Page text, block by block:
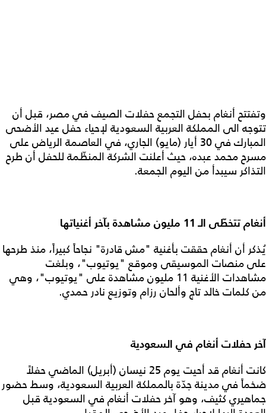
وتفتتح أنغام بحفل التجمع حفلات الصيف في مصر، قبل أن
تتوجه الى المملكة العربية السعودية لإحياء حفل عيد الأضحى
المبارك في 30 أيار (مايو) الجاري، في العاصمة الرياض على
مسرح محمد عبده، حيث أعلنت الشركة المنظّمة للحفل أن طرح
التذاكر سيبدأ من اليوم الجمعة.
أنغام تتخطّى الـ 11 مليون مشاهدة بآخر أغنياتها
يُذكر أن أنغام حققت بأغنية "مش قادرة" نجاحاً كبيراً، منذ طرحها
على منصات الموسيقى وموقع "يوتيوب"، وبلغت
مشاهدات الأغنية 11 مليون مشاهدة على "يوتيوب"، وهي
من كلمات خالد تاج وألحان رزام وتوزيع نادر حمدي.
آخر حفلات أنغام في السعودية
كانت أنغام قد أحيت يوم 25 نيسان (أبريل) الماضي حفلاً
ضخماً في مدينة جدّة بالمملكة العربية السعودية، وسط حضور
جماهيري كثيف، وهو آخر حفلات أنغام في السعودية قبل